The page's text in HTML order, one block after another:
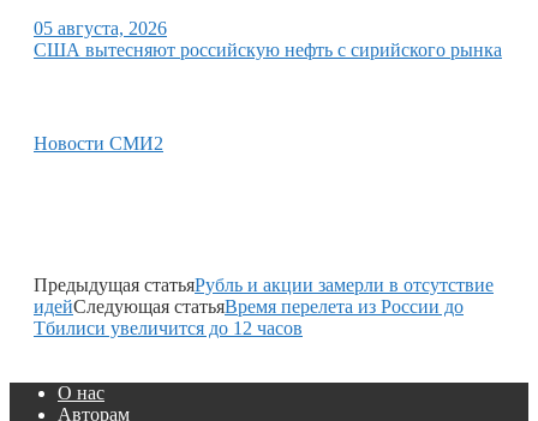
05 августа, 2026
США вытесняют российскую нефть с сирийского рынка
Новости СМИ2
Предыдущая статьяРубль и акции замерли в отсутствие
идейСледующая статьяВремя перелета из России до
Тбилиси увеличится до 12 часов
О нас
Авторам